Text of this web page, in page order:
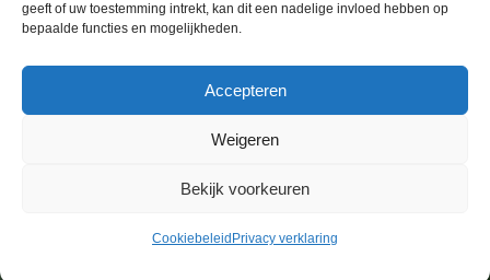
geeft of uw toestemming intrekt, kan dit een nadelige invloed hebben op
bepaalde functies en mogelijkheden.
Accepteren
Weigeren
Bekijk voorkeuren
Cookiebeleid Privacy verklaring
RTV SLOS
RTV SLOS ANBI